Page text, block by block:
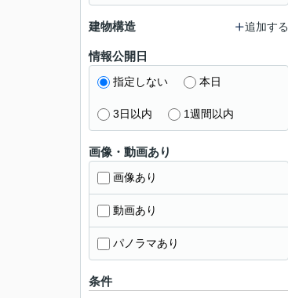
建物構造 追加する
情報公開日
指定しない 本日
3日以内 1週間以内
画像・動画あり
画像あり
動画あり
パノラマあり
条件